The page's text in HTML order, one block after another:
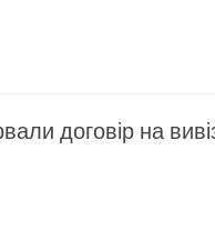
договір на